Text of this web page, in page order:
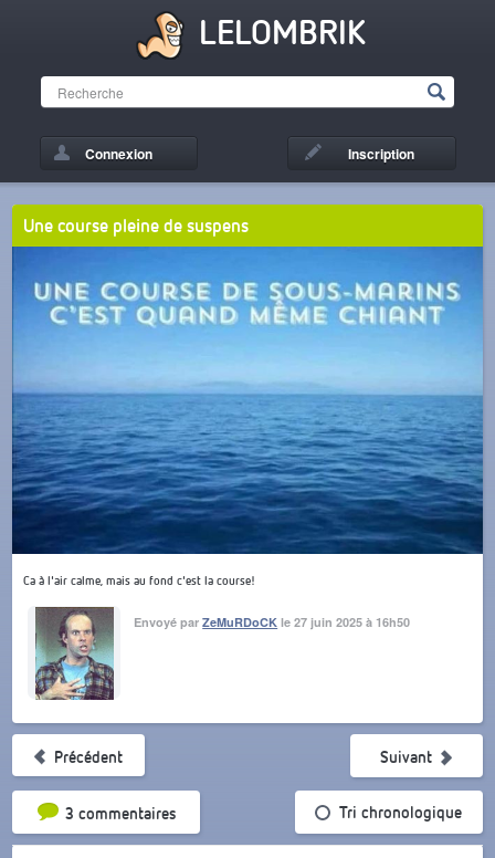
LELOMBRIK
Connexion Inscription
Une course pleine de suspens
Ca à l'air calme, mais au fond c'est la course!
Envoyé parZeMuRDoCK le 27 juin 2025 à 16h50
Précédent
3 commentairesTri par popularité Tri chronologique
Suivant